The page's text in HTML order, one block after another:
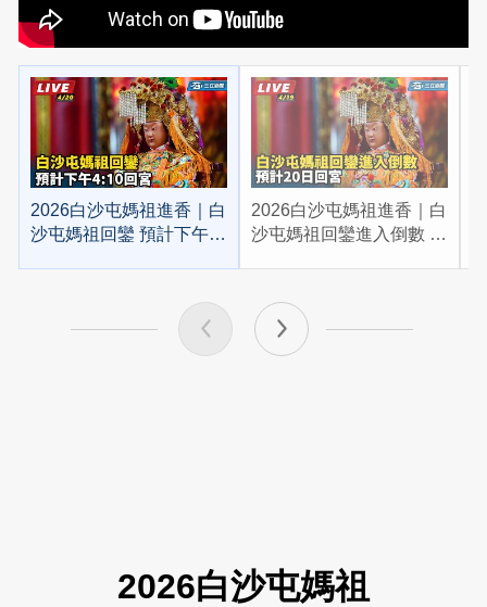
2026白沙屯媽祖進香｜白
沙屯媽祖回鑾 預計下午
2026白沙屯媽祖進香｜白
沙屯媽祖回鑾進入倒數 預
2026白沙屯媽祖